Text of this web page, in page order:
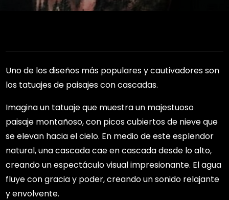
Uno de los diseños más populares y cautivadores son
los tatuajes de paisajes con cascadas.
Imagina un tatuaje que muestra un majestuoso
paisaje montañoso, con picos cubiertos de nieve que
se elevan hacia el cielo. En medio de este esplendor
natural, una cascada cae en cascada desde lo alto,
creando un espectáculo visual impresionante. El agua
fluye con gracia y poder, creando un sonido relajante
y envolvente.